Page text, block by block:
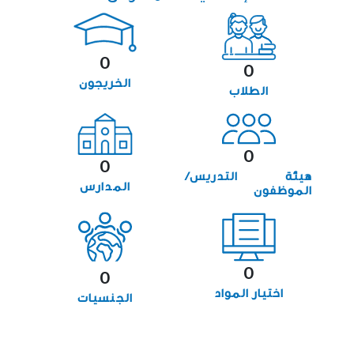
0
الطلاب
0
الخريجون
0
هيئة التدريس/
الموظفون
0
المدارس
0
اختيار المواد
0
الجنسيات